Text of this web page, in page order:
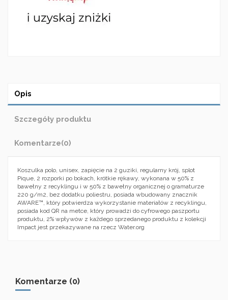
Opis
Szczegóły produktu
Komentarze(0)
Koszulka polo, unisex, zapięcie na 2 guziki, regularny krój, splot
Pique, 2 rozporki po bokach, krótkie rękawy, wykonana w 50% z
bawełny z recyklingu i w 50% z bawełny organicznej o gramaturze
220 g/m2, bez dodatku poliestru, posiada wbudowany znacznik
AWARE™, który potwierdza wykorzystanie materiałów z recyklingu,
posiada kod QR na metce, który prowadzi do cyfrowego paszportu
produktu, 2% wpływów z każdego sprzedanego produktu z kolekcji
Impact jest przekazywane na rzecz Water.org
Komentarze (0)